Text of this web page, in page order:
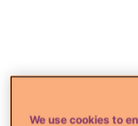
We use cookies to